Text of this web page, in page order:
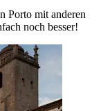
Porto mit anderen
noch besser!